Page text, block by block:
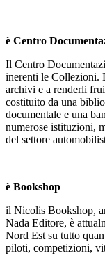
è Centro
Il Centro
inerenti le Collezioni.
archivi e a renderli
costituito da una
documentale e una
numerose istituzioni,
del settore
è Bookshop
il Nicolis Bookshop,
Nada Editore, è
Nord Est su tutto
piloti, competizioni,